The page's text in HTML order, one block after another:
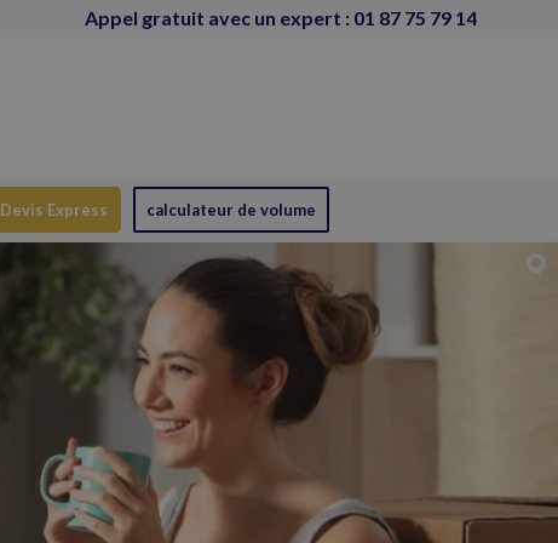
Appel gratuit avec un expert : 01 87 75 79 14
Devis Express calculateur de volume